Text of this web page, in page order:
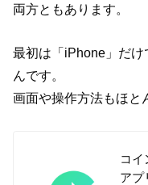
両方ともあります。
最初は「iPhone」だ
んです。
画面や操作方法もほと
コイ
アプ